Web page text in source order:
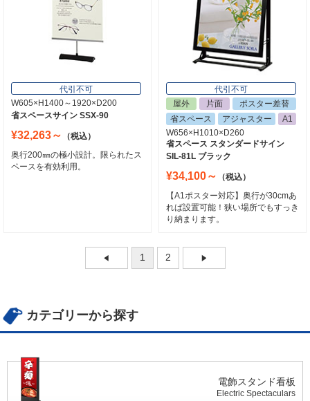
代引不可
W605×H1400～1920×D200
省スペースサイン SSX-90
¥32,263～
（税込）
奥行200㎜の極小設計。限られたス
ペースを有効利用。
代引不可
屋外
片面
ポスター差替
省スペース
アジャスター
A1
W656×H1010×D260
省スペース スタンダードサイン
SIL-81L ブラック
¥34,100～
（税込）
【A1ポスター対応】奥行が30cmあ
れば設置可能！狭い場所でもすっき
り納まります。
1 2
カテゴリーから探す
電飾スタンド看板
Electric Spectaculars